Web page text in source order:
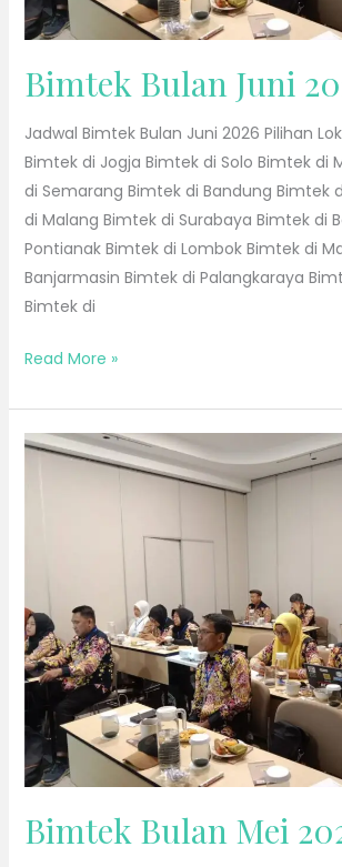
Bimtek Bulan Juni
Jadwal Bimtek Bulan Juni 2026 Pilihan
Bimtek di Jogja Bimtek di Solo Bimtek di
di Semarang Bimtek di Bandung Bimtek
di Malang Bimtek di Surabaya Bimtek di
Pontianak Bimtek di Lombok Bimtek di
Banjarmasin Bimtek di Palangkaraya
Bimtek di
Read More »
Bimtek Bulan Mei
Bimtek